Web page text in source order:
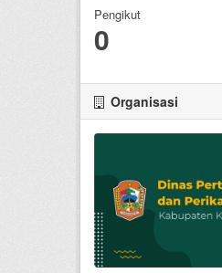
Pengikut
0
Organisasi